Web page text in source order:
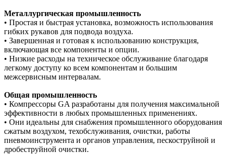
Металлургическая промышленность
• Простая и быстрая установка, возможность использования
гибких рукавов для подвода воздуха.
• Завершенная и готовая к использованию конструкция,
включающая все компоненты и опции.
• Низкие расходы на техническое обслуживание благодаря
легкому доступу ко всем компонентам и большим
межсервисным интервалам.
Общая промышленность
• Компрессоры GA разработаны для получения максимальной
эффективности в любых промышленных применениях.
• Они идеальны для снабжения промышленного оборудования
сжатым воздухом, техобслуживания, очистки, работы
пневмоинструмента и органов управления, пескоструйной и
дробеструйной очистки.